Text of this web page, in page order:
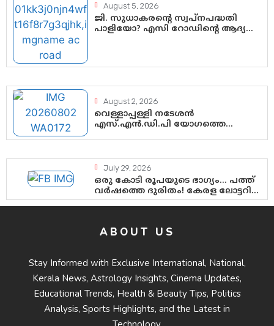
August 5, 2026
ജി. സുധാകരന്റെ സ്വപ്നപദ്ധതി
പാളിയോ? എസി റോഡിന്റെ ആദ്യ
August 2, 2026
വെള്ളാപ്പള്ളി നടേശൻ
എസ്.എൻ.ഡി.പി യോഗത്തെ
ഗോകുലം ഗോപാലൻ
July 29, 2026
ഒരു കോടി രൂപയുടെ ഭാഗ്യം… പത്ത്
വർഷത്തെ ദുരിതം! കേരള ലോട്ടറി
സംവിധാനത്തെ ചോദ്യം ചെയ്ത്
ABOUT US
Stay Informed with Exclusive International, National,
Kerala News, Astrology Insights, Cinema Updates,
Educational Trends, Health & Beauty Tips, Politics
Analysis, Sports Highlights, and the Latest in